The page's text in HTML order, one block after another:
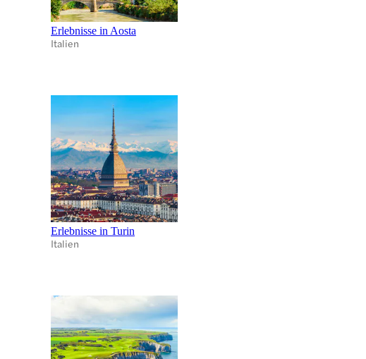
Erlebnisse in Aosta
Italien
Erlebnisse in Turin
Italien